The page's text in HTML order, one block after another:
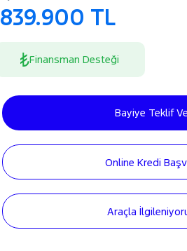
839.900 TL
Finansman Desteği
Bayiye Teklif
Online Kredi
Araçla